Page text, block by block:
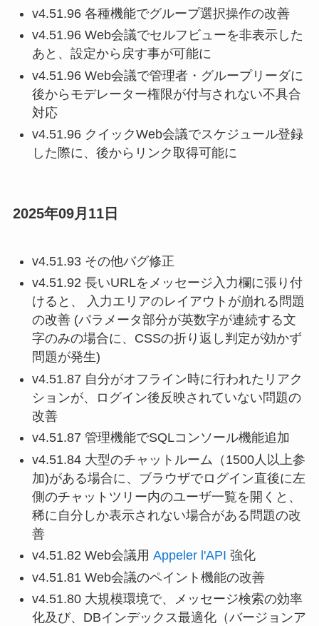
v4.51.96 各種機能でグループ選択操作の改善
v4.51.96 Web会議でセルフビューを非表示した
あと、設定から戻す事が可能に
v4.51.96 Web会議で管理者・グループリーダに
後からモデレーター権限が付与されない不具合
対応
v4.51.96 クイックWeb会議でスケジュール登録
した際に、後からリンク取得可能に
2025年09月11日
v4.51.93 その他バグ修正
v4.51.92 長いURLをメッセージ入力欄に張り付
けると、 入力エリアのレイアウトが崩れる問題
の改善 (パラメータ部分が英数字が連続する文
字のみの場合に、CSSの折り返し判定が効かず
問題が発生)
v4.51.87 自分がオフライン時に行われたリアク
ションが、ログイン後反映されていない問題の
改善
v4.51.87 管理機能でSQLコンソール機能追加
v4.51.84 大型のチャットルーム（1500人以上参
加)がある場合に、ブラウザでログイン直後に左
側のチャットツリー内のユーザ一覧を開くと、
稀に自分しか表示されない場合がある問題の改
善
v4.51.82 Web会議用 Appeler l'API 強化
v4.51.81 Web会議のペイント機能の改善
v4.51.80 大規模環境で、メッセージ検索の効率
化及び、DBインデックス最適化（バージョンア